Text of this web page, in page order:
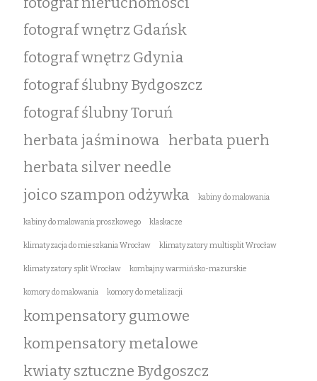
fotograf wnętrz Gdańsk
fotograf wnętrz Gdynia
fotograf ślubny Bydgoszcz
fotograf ślubny Toruń
herbata jaśminowa herbata puerh
herbata silver needle
joico szampon odżywka
kabiny do malowania
kabiny do malowania proszkowego klaskacze
klimatyzacja do mieszkania Wrocław klimatyzatory multisplit Wrocław
klimatyzatory split Wrocław kombajny warmińsko-mazurskie
komory do malowania komory do metalizacji
kompensatory gumowe
kompensatory metalowe
kwiaty sztuczne Bydgoszcz